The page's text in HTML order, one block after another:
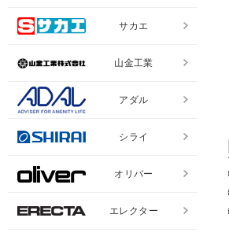
サカエ
山金工業
アダル
シライ
オリバー
エレクター